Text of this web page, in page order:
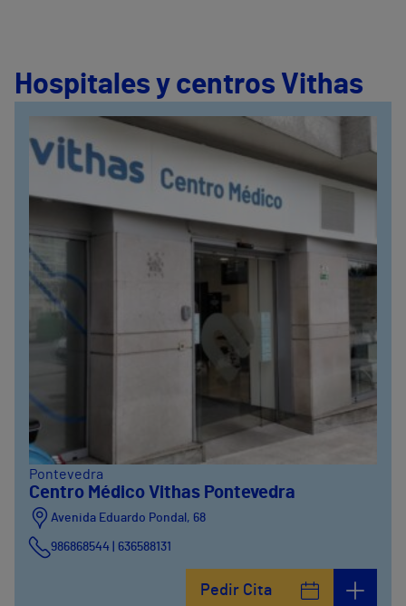
Hospitales y centros Vithas
Pontevedra
Centro Médico Vithas Pontevedra
Avenida Eduardo Pondal, 68
986868544 | 636588131
Pedir Cita